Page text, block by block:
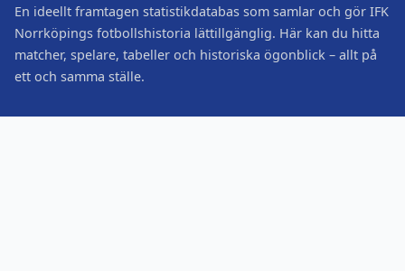
En ideellt framtagen statistikdatabas som samlar och gör IFK
Norrköpings fotbollshistoria lättillgänglig. Här kan du hitta
matcher, spelare, tabeller och historiska ögonblick – allt på
ett och samma ställe.